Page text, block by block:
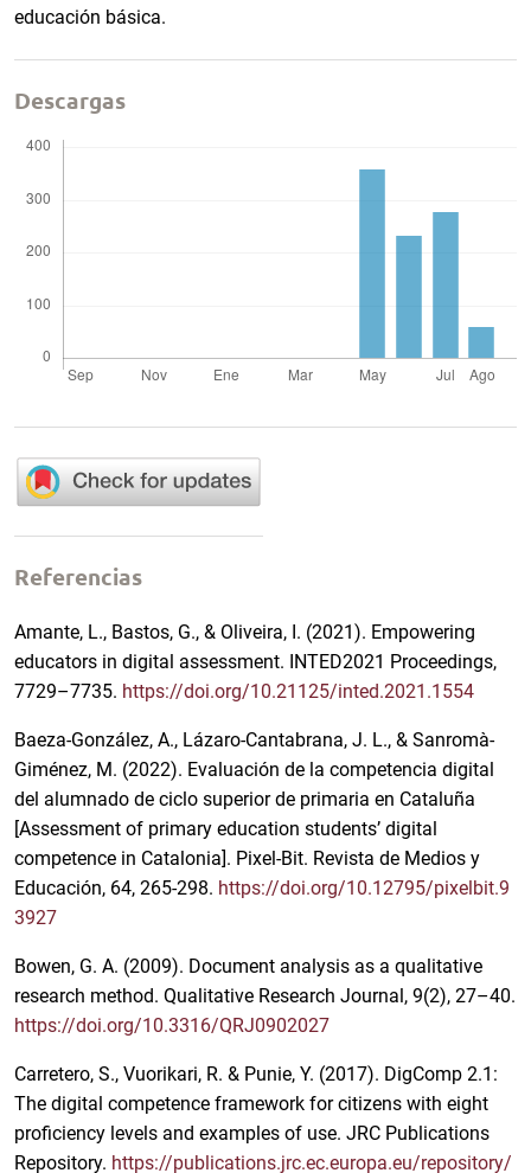
educación básica.
Descargas
Referencias
Amante, L., Bastos, G., & Oliveira, I. (2021). Empowering
educators in digital assessment. INTED2021 Proceedings,
7729–7735. https://doi.org/10.21125/inted.2021.1554
Baeza-González, A., Lázaro-Cantabrana, J. L., & Sanromà-
Giménez, M. (2022). Evaluación de la competencia digital
del alumnado de ciclo superior de primaria en Cataluña
[Assessment of primary education students’ digital
competence in Catalonia]. Pixel-Bit. Revista de Medios y
Educación, 64, 265-298. https://doi.org/10.12795/pixelbit.9
3927
Bowen, G. A. (2009). Document analysis as a qualitative
research method. Qualitative Research Journal, 9(2), 27–40.
https://doi.org/10.3316/QRJ0902027
Carretero, S., Vuorikari, R. & Punie, Y. (2017). DigComp 2.1:
The digital competence framework for citizens with eight
proficiency levels and examples of use. JRC Publications
Repository. https://publications.jrc.ec.europa.eu/repository/